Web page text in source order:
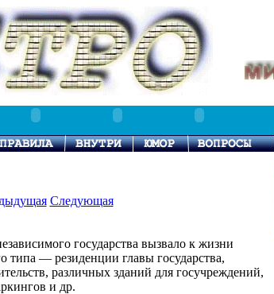
Следующая
государства вызвало к жизни
типа — резиденции главы государства,
различных зданий для госучреждений,
и др.